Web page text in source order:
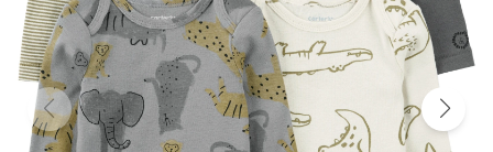
Calzado
Club
Carter
´s
OUTLET